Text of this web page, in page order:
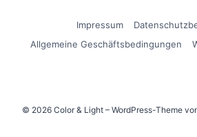
Impressum
Allgemeine Geschäftsbedingungen
© 2026 Color & Light – WordPress-Theme